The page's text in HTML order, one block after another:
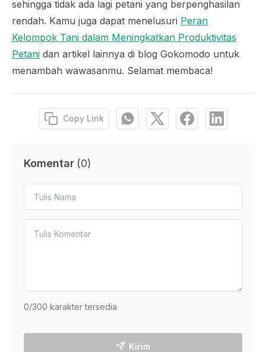
sehingga tidak ada lagi petani yang berpenghasilan
rendah. Kamu juga dapat menelusuri Peran
Kelompok Tani dalam Meningkatkan Produktivitas
Petani dan artikel lainnya di blog Gokomodo untuk
menambah wawasanmu. Selamat membaca!
Copy Link
Komentar (0)
0/300 karakter tersedia
Kirim